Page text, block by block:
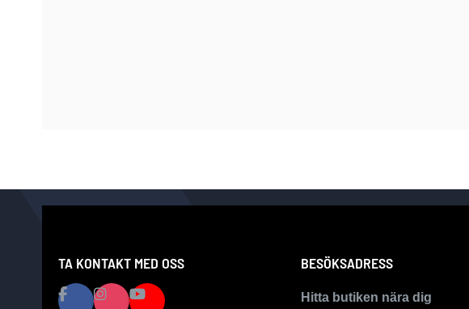
TA KONTAKT MED OSS BESÖKSADRESS
Hitta butiken nära dig